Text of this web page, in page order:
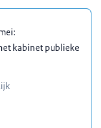
kabinet publieke